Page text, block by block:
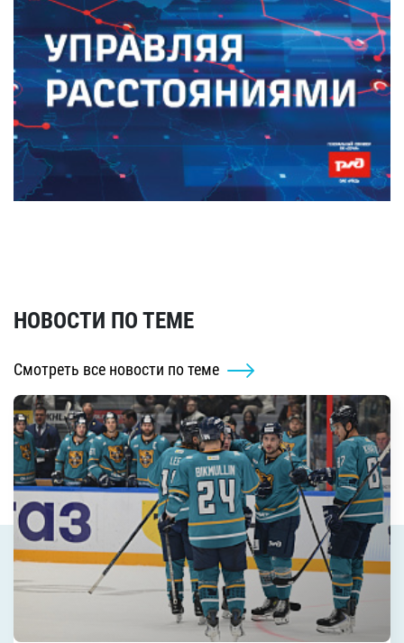
НОВОСТИ ПО ТЕМЕ
Смотреть все новости по теме